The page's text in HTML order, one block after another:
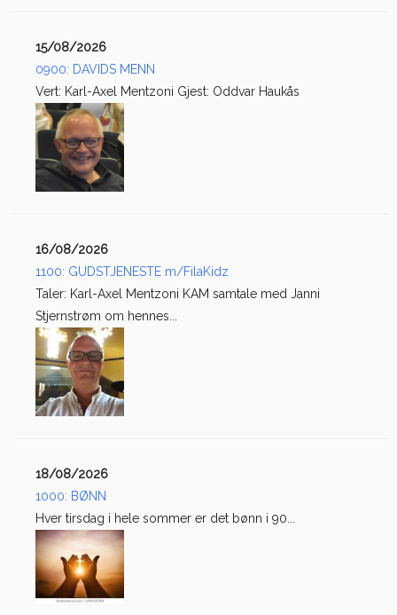
15/08/2026
0900: DAVIDS MENN
Vert: Karl-Axel Mentzoni Gjest: Oddvar Haukås
16/08/2026
1100: GUDSTJENESTE m/FilaKidz
Taler: Karl-Axel Mentzoni KAM samtale med Janni
Stjernstrøm om hennes...
18/08/2026
1000: BØNN
Hver tirsdag i hele sommer er det bønn i 90...